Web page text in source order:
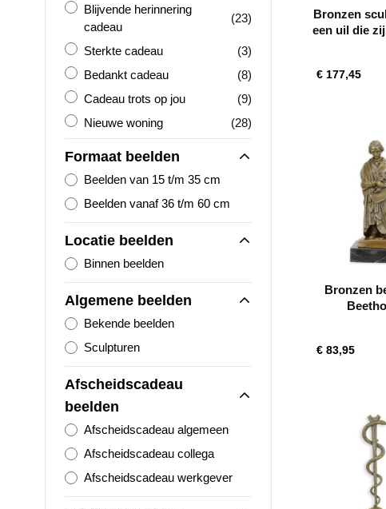
Blijvende herinnering cadeau
Blijvende herinnering
cadeau
(23)
Sterkte cadeau
Sterkte cadeau (3)
Bedankt cadeau
Bedankt cadeau (8)
Cadeau trots op jou
Cadeau trots op jou (9)
Nieuwe woning
Nieuwe woning (28)
Formaat beelden
Beelden van 15 t/m 35 cm
Beelden vanaf 36 t/m 60 cm
Locatie beelden
Binnen beelden
Algemene beelden
Bekende beelden
Sculpturen
Afscheidscadeau
beelden
Afscheidscadeau algemeen
Afscheidscadeau collega
Afscheidscadeau werkgever
Bronzen
een uil die
€ 177,45
Bronzen
€ 83,95